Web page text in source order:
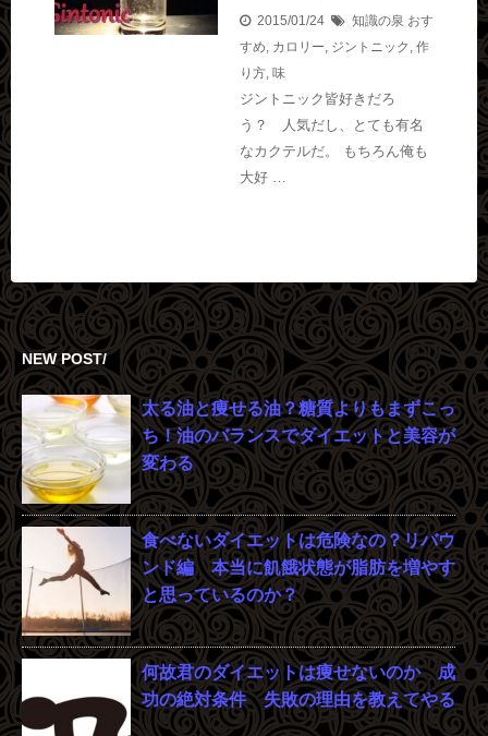
2015/01/24 知識の泉 おす
すめ, カロリー, ジントニック , 作
り方, 味
ジントニック皆好きだろ
う？ 人気だし、とても有名
なカクテルだ。 もちろん俺も
大好 …
NEW POST/
太る油と痩せる油？糖質よりもまずこっ
ち！油のバランスでダイエットと美容が
変わる
食べないダイエットは危険なの？リバウ
ンド編 本当に飢餓状態が脂肪を増やす
と思っているのか？
何故君のダイエットは痩せないのか 成
功の絶対条件 失敗の理由を教えてやる